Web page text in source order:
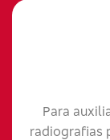
Para
radiografias